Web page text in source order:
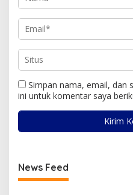
Simpan nama, email, dan
ini untuk komentar saya
News Feed